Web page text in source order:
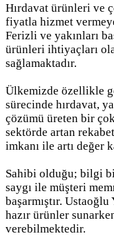
Hırdavat ürünleri ve
fiyatla hizmet
Ferizli ve yakınları
ürünleri ihtiyaçları
sağlamaktadır.
Ülkemizde özellikle
sürecinde hırdavat,
çözümü üreten bir
sektörde artan
imkanı ile artı değer
Sahibi olduğu; bilgi
saygı ile müşteri
başarmıştır.
hazır ürünler
verebilmektedir.